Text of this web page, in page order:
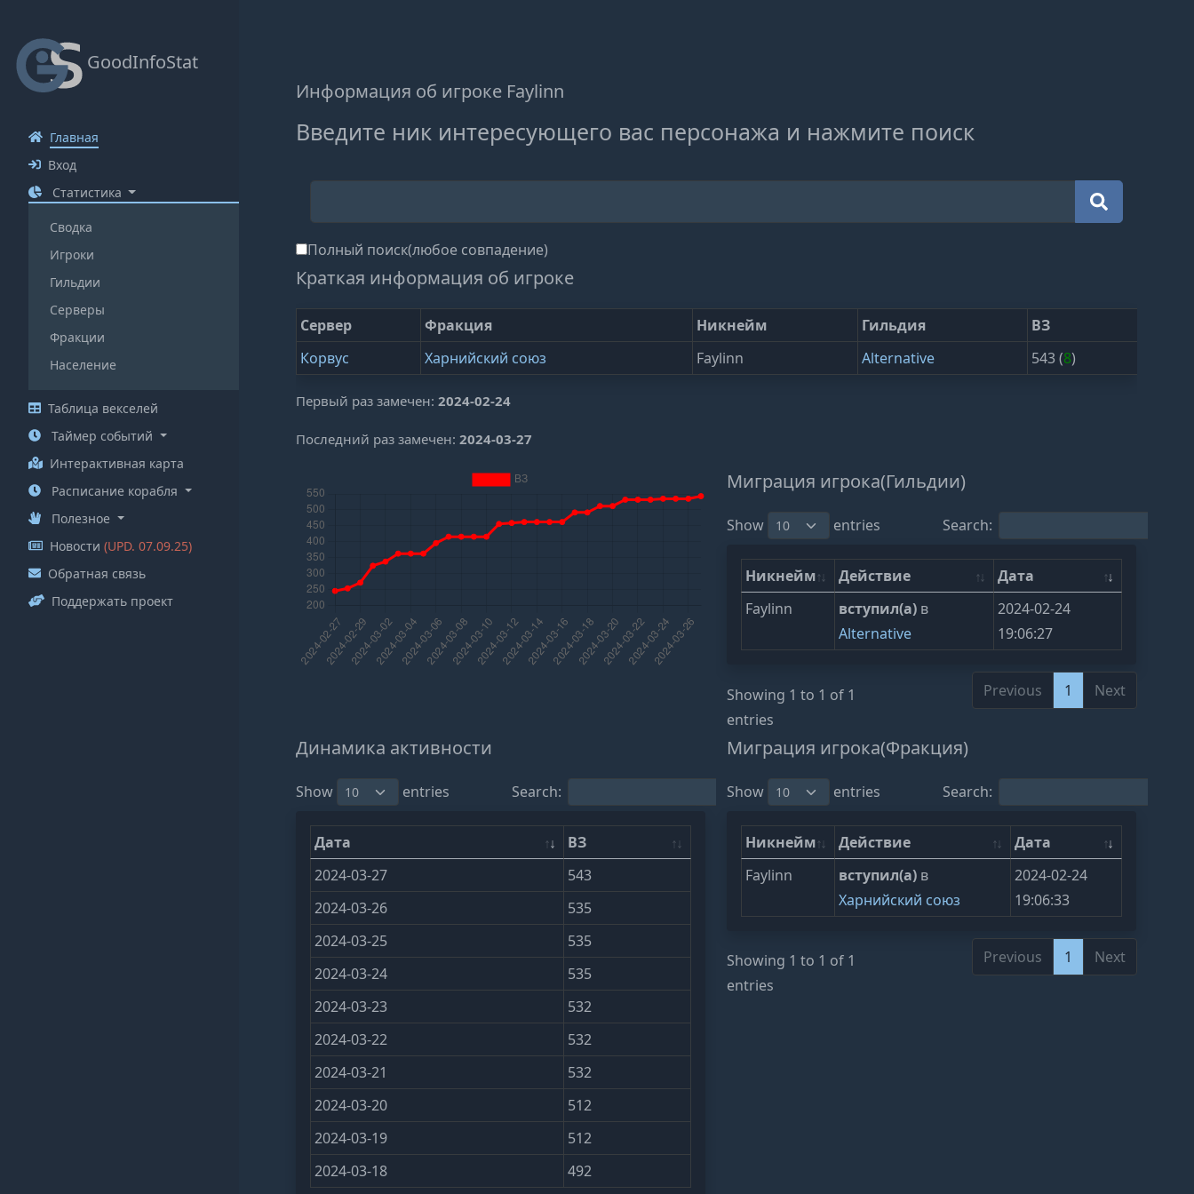
GoodInfoStat
Главная
Вход
Статистика
Сводка
Игроки
Гильдии
Серверы
Фракции
Население
Таблица векселей
Таймер событий
Интерактивная карта
Расписание корабля
Полезное
Новости (UPD. 07.09.25)
Обратная связь
Поддержать проект
Информация об игроке Faylinn
Введите ник интересующего вас персонажа и нажмите поиск
Полный поиск(любое совпадение)
Краткая информация об игроке
Сервер Фракция Никнейм Гильдия
ВЗ
Корвус
Харнийский союз Faylinn Alternative 543 (8)
Первый раз замечен: 2024-02-24
Последний раз замечен: 2024-03-27
Миграция игрока(Гильдии)
Show entries Search:
Никнейм Действие
Дата
Faylinn
вступил(а) в
Alternative
2024-02-24
19:06:27
Showing 1 to 1 of 1
entries
Previous 1 Next
Динамика активности
Show entries Search:
Дата
ВЗ
2024-03-27
543
2024-03-26
535
2024-03-25
535
2024-03-24
535
2024-03-23
532
2024-03-22
532
2024-03-21
532
2024-03-20
512
2024-03-19
512
2024-03-18
492
Миграция игрока(Фракция)
Show entries Search:
Никнейм Действие
Дата
Faylinn
вступил(а) в
Харнийский союз
2024-02-24
19:06:33
Showing 1 to 1 of 1
entries
Previous 1 Next